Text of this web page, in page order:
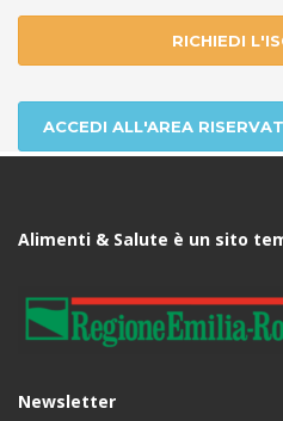
RICHIEDI
ACCEDI ALL'AREA
Alimenti & Salute è un sito
Newsletter